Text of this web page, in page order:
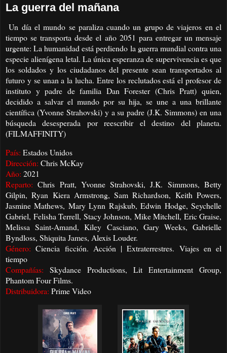
La guerra del mañana
Un día el mundo se paraliza cuando un grupo de viajeros en el
tiempo se transporta desde el año 2051 para entregar un mensaje
urgente: La humanidad está perdiendo la guerra mundial contra una
especie alienígena letal. La única esperanza de supervivencia es que
los soldados y los ciudadanos del presente sean transportados al
futuro y se unan a la lucha. Entre los reclutados está el profesor de
instituto y padre de familia Dan Forester (Chris Pratt) quien,
decidido a salvar el mundo por su hija, se une a una brillante
científica (Yvonne Strahovski) y a su padre (J.K. Simmons) en una
búsqueda desesperada por reescribir el destino del planeta.
(FILMAFFINITY)
País: Estados Unidos
Dirección: Chris McKay
Año: 2021
Reparto: Chris Pratt, Yvonne Strahovski, J.K. Simmons, Betty
Gilpin, Ryan Kiera Armstrong, Sam Richardson, Keith Powers,
Jasmine Mathews, Mary Lynn Rajskub, Edwin Hodge, Seychelle
Gabriel, Felisha Terrell, Stacy Johnson, Mike Mitchell, Eric Graise,
Melissa Saint-Amand, Kiley Casciano, Gary Weeks, Gabrielle
Byndloss, Shiquita James, Alexis Louder.
Género: Ciencia ficción. Acción | Extraterrestres. Viajes en el
tiempo
Compañías: Skydance Productions, Lit Entertainment Group,
Phantom Four Films.
Distribuidora: Prime Video